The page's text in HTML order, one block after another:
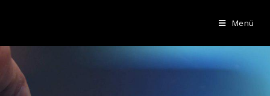
Menü